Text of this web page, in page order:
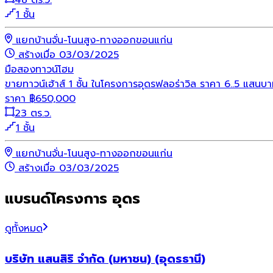
1 ชั้น
แยกบ้านจั่น-โนนสูง-ทางออกขอนแก่น
สร้างเมื่อ 03/03/2025
มือสองทาวน์โฮม
ขายทาวน์เฮ้าส์ 1 ชั้น ในโครงการอุดรฟลอร่าวิล ราคา 6..5 แสนบ
ราคา ฿650,000
23 ตร.ว.
1 ชั้น
แยกบ้านจั่น-โนนสูง-ทางออกขอนแก่น
สร้างเมื่อ 03/03/2025
แบรนด์โครงการ อุดร
ดูทั้งหมด
บริษัท แสนสิริ จำกัด (มหาชน) (อุดรธานี)